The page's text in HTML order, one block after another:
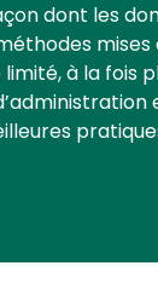
dont les
à la